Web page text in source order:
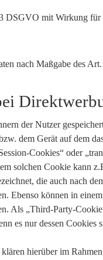
DSGVO mit Wirkung
nach Maßgabe des
der Nutzer
dem Gerät auf dem
Cookies“ oder
solchen Cookie kann
die auch nach
Ebenso können in
Als „Third-Party-
es nur dessen
hierüber im